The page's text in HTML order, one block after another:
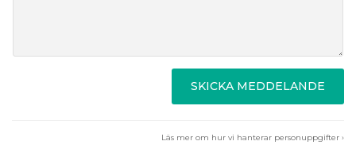
SKICKA MEDDELANDE
Läs mer om hur vi hanterar personuppgifter ›